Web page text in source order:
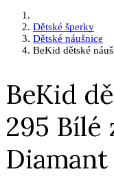
Dětské šperky
Dětské náušnice
BeKid dětské
BeKid
295 Bílé
Diamant